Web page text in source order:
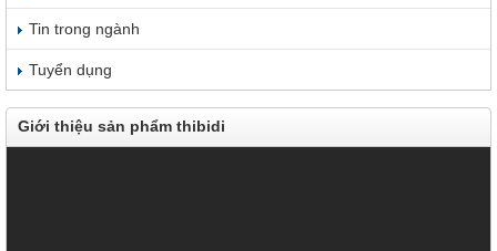
Tin trong ngành
Tuyển dụng
Giới thiệu sản phẩm thibidi